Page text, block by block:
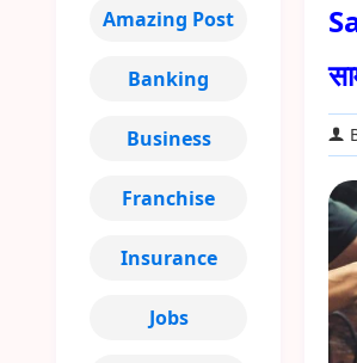
Amazing Post
Banking
Business
Franchise
Insurance
Jobs